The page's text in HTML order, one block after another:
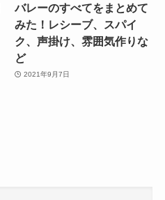
バレーのすべてをまとめて
みた！レシーブ、スパイ
ク、声掛け、雰囲気作りな
ど
2021年9月7日